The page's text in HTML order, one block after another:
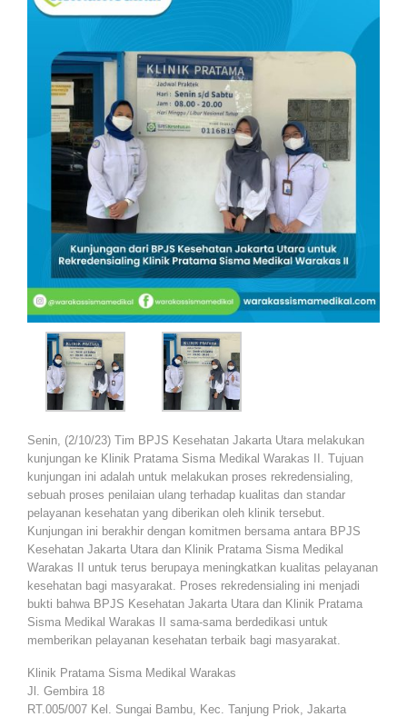
Senin, (2/10/23) Tim BPJS Kesehatan Jakarta Utara melakukan
kunjungan ke Klinik Pratama Sisma Medikal Warakas II. Tujuan
kunjungan ini adalah untuk melakukan proses rekredensialing,
sebuah proses penilaian ulang terhadap kualitas dan standar
pelayanan kesehatan yang diberikan oleh klinik tersebut.
Kunjungan ini berakhir dengan komitmen bersama antara BPJS
Kesehatan Jakarta Utara dan Klinik Pratama Sisma Medikal
Warakas II untuk terus berupaya meningkatkan kualitas pelayanan
kesehatan bagi masyarakat. Proses rekredensialing ini menjadi
bukti bahwa BPJS Kesehatan Jakarta Utara dan Klinik Pratama
Sisma Medikal Warakas II sama-sama berdedikasi untuk
memberikan pelayanan kesehatan terbaik bagi masyarakat.
Klinik Pratama Sisma Medikal Warakas
Jl. Gembira 18
RT.005/007 Kel. Sungai Bambu, Kec. Tanjung Priok, Jakarta